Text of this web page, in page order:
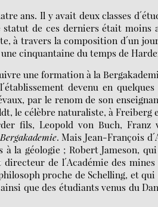
ans. Il y avait deux classes
statut de ces derniers était moins
à travers la composition d´un
cinquantaine du temps de
une formation à la
devenu en quelques
par le renom de son
le célèbre naturaliste, à Freiberg
fils, Leopold von Buch, Franz
Bergakademie. Mais Jean-François
la géologie ; Robert Jameson,
de l´Académie des
proche de Schelling, et qui
que des étudiants venus du